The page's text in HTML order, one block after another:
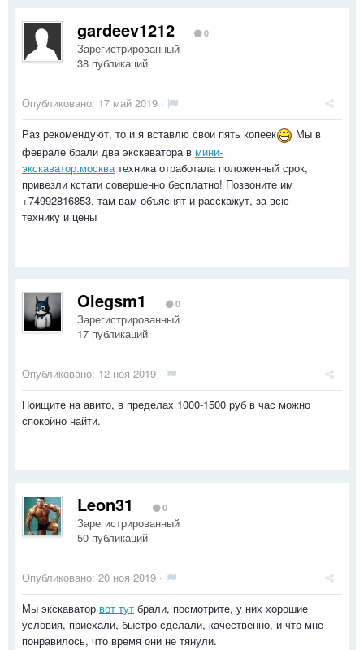
gardeev1212 0
Зарегистрированный
38 публикаций
Опубликовано: 17 май 2019 ·
Раз рекомендуют, то и я вставлю свои пять копеек
Мы в
феврале брали два экскаватора в мини-
экскаватор.москватехника отработала положенный срок,
привезли кстати совершенно бесплатно! Позвоните им
+74992816853, там вам объяснят и расскажут, за всю
технику и цены
Olegsm1 0
Зарегистрированный
17 публикаций
Опубликовано: 12 ноя 2019 ·
Поищите на авито, в пределах 1000-1500 руб в час можно
спокойно найти.
Leon31 0
Зарегистрированный
50 публикаций
Опубликовано: 20 ноя 2019 ·
Мы экскаватор вот тут брали, посмотрите, у них хорошие
условия, приехали, быстро сделали, качественно, и что мне
понравилось, что время они не тянули.